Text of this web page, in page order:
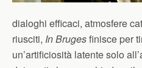
dialoghi efficaci, atmosfere
riusciti, In Brugesfinisce per
un’artificiosità latente solo